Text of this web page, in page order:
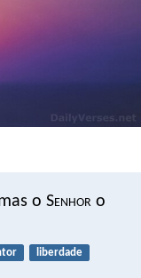
o Senhor o
liberdade